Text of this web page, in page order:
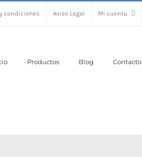
condiciones Aviso Legal Mi cuenta
Productos Blog Contacto